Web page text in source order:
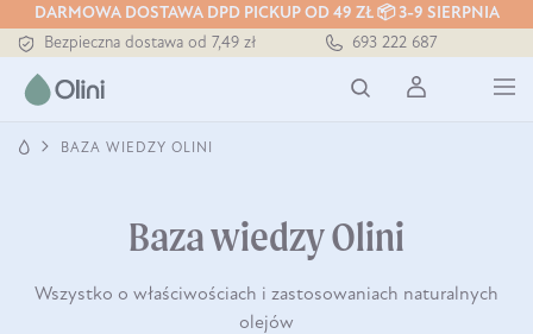
DARMOWA DOSTAWA DPD PICKUP OD 49 ZŁ 📦 3-9 SIERPNIA
Tłoczony zawsze na zimno
Bezpieczna dostawa od 7,49 zł
Tłoczony zawsze na zimno
693 222 687
BAZA WIEDZY OLINI
Baza wiedzy Olini
Wszystko o właściwościach i zastosowaniach naturalnych
olejów